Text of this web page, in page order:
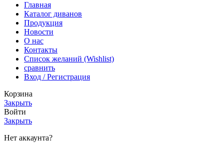
Главная
Каталог диванов
Продукция
Новости
О нас
Контакты
Список желаний (Wishlist)
сравнить
Вход / Регистрация
Корзина
Закрыть
Войти
Закрыть
Нет аккаунта?